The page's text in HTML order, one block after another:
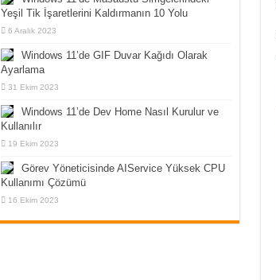
Yeşil Tik İşaretlerini Kaldırmanın 10 Yolu
6 Aralık 2023
Windows 11’de GIF Duvar Kağıdı Olarak
Ayarlama
31 Ekim 2023
Windows 11’de Dev Home Nasıl Kurulur ve
Kullanılır
19 Ekim 2023
Görev Yöneticisinde AIService Yüksek CPU
Kullanımı Çözümü
16 Ekim 2023